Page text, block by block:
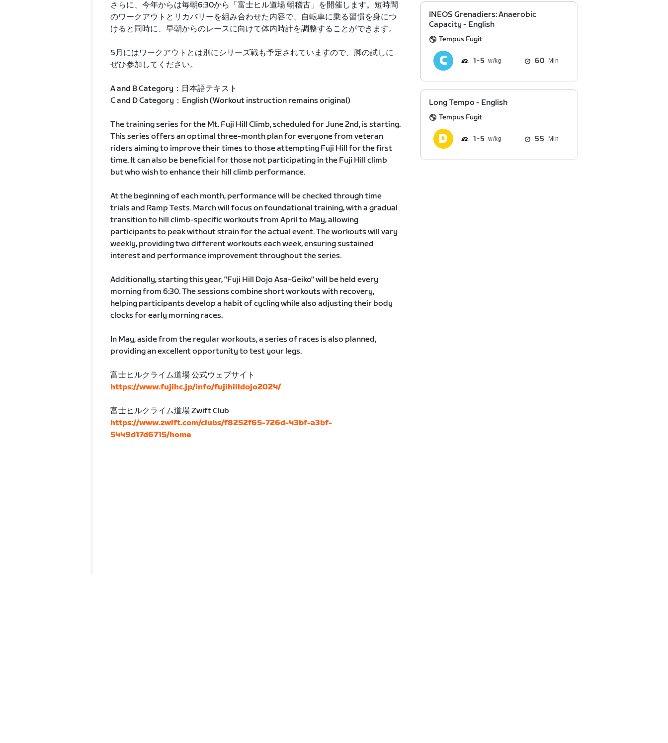
さらに、今年からは毎朝6:30から「富士ヒル道場 朝稽古」を開催します。短時間
のワークアウトとリカバリーを組み合わせた内容で、自転車に乗る習慣を身につ
けると同時に、早朝からのレースに向けて体内時計を調整することができます。
5月にはワークアウトとは別にシリーズ戦も予定されていますので、脚の試しに
ぜひ参加してください。
A and B Category：日本語テキスト
C and D Category：English (Workout instruction remains original)
The training series for the Mt. Fuji Hill Climb, scheduled for June 2nd, is starting.
This series offers an optimal three-month plan for everyone from veteran
riders aiming to improve their times to those attempting Fuji Hill for the first
time. It can also be beneficial for those not participating in the Fuji Hill climb
but who wish to enhance their hill climb performance.
At the beginning of each month, performance will be checked through time
trials and Ramp Tests. March will focus on foundational training, with a gradual
transition to hill climb-specific workouts from April to May, allowing
participants to peak without strain for the actual event. The workouts will vary
weekly, providing two different workouts each week, ensuring sustained
interest and performance improvement throughout the series.
Additionally, starting this year, "Fuji Hill Dojo Asa-Geiko" will be held every
morning from 6:30. The sessions combine short workouts with recovery,
helping participants develop a habit of cycling while also adjusting their body
clocks for early morning races.
In May, aside from the regular workouts, a series of races is also planned,
providing an excellent opportunity to test your legs.
富士ヒルクライム道場 公式ウェブサイト
https://www.fujihc.jp/info/fujihilldojo2024/
富士ヒルクライム道場 Zwift Club
https://www.zwift.com/clubs/f8252f65-726d-43bf-a3bf-
5449d17d6715/home
INEOS Grenadiers: Anaerobic
Capacity - English
Tempus Fugit
1 5 60 Min
Long Tempo - English
Tempus Fugit
1 5 55 Min